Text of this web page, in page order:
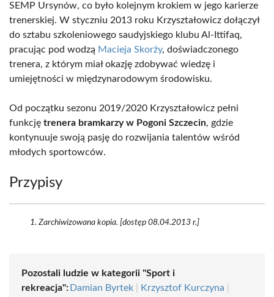
SEMP Ursynów, co było kolejnym krokiem w jego karierze
trenerskiej. W styczniu 2013 roku Krzyształowicz dołączył
do sztabu szkoleniowego saudyjskiego klubu Al-Ittifaq,
pracując pod wodzą Macieja Skorży, doświadczonego
trenera, z którym miał okazję zdobywać wiedzę i
umiejętności w międzynarodowym środowisku.
Od początku sezonu 2019/2020 Krzyształowicz pełni
funkcję trenera bramkarzy w Pogoni Szczecin, gdzie
kontynuuje swoją pasję do rozwijania talentów wśród
młodych sportowców.
Przypisy
Zarchiwizowana kopia. [dostęp 08.04.2013 r.]
Pozostali ludzie w kategorii "Sport i
rekreacja": Damian Byrtek Krzysztof Kurczyna